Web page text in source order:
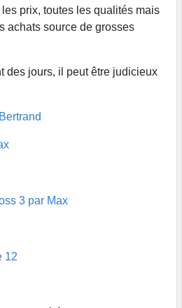
prix, toutes les qualités mais
achats source de grosses
des jours, il peut être judicieux
3 par Max
12